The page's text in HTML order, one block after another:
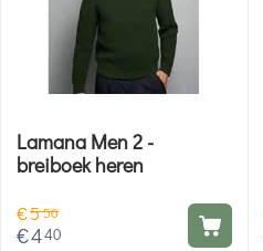
Lamana Men 2 -
breiboek heren
€550
€440